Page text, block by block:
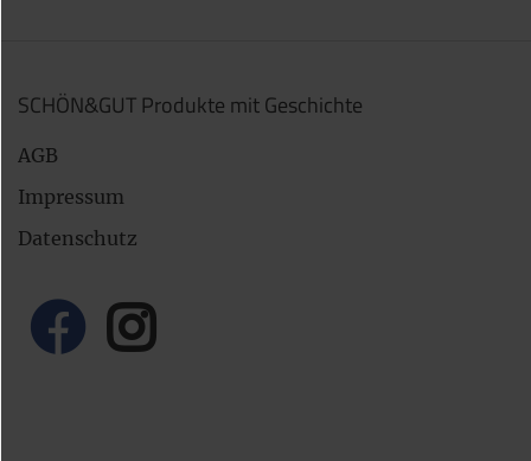
SCHÖN&GUT Produkte mit Geschichte
AGB
Impressum
Datenschutz